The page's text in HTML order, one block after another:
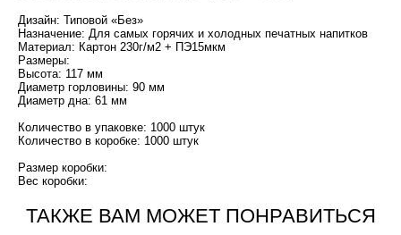
Дизайн: Типовой «Без»
Назначение: Для самых горячих и холодных печатных напитков
Материал: Картон 230г/м2 + ПЭ15мкм
Размеры:
Высота: 117 мм
Диаметр горловины: 90 мм
Диаметр дна: 61 мм
Количество в упаковке: 1000 штук
Количество в коробке: 1000 штук
Размер коробки:
Вес коробки:
ТАКЖЕ ВАМ МОЖЕТ ПОНРАВИТЬСЯ